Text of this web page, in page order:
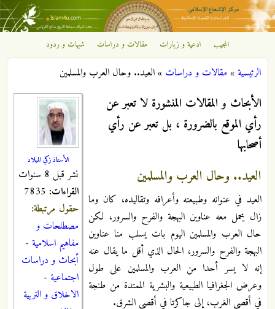
تجاوز إلى المحتوى الرئيسي
مركز
الإشعاع
الإسلامي
المجيب ادعية و زيارات مقالات و دراسات شبهات و ردود
أنت هنا
الرئيسية»مقالات و دراسات »العيد.. وحال العرب والمسلمين
الأستاذ زكي الميلاد
نشر قبل 8 سنوات
القراءات:
حقول مرتبطة:
مصطلحات و
مفاهيم اسلامية -
أبحاث و دراسات
اجتماعية -
الاخلاق و التربية
الأبحاث و المقالات المنشورة لا تعبر عن
رأي الموقع بالضرورة ، بل تعبر عن رأي
أصحابها
العيد.. وحال العرب والمسلمين
العيد في عنوانه وطبيعته وأعرافه وتقاليده، كان وما
زال يحمل معه عناوين البهجة والفرح والسرور، لكن
حال العرب والمسلمين اليوم بات يسلب منا عناوين
البهجة والفرح والسرور، الحال الذي أقل ما يقال عنه
إنه لا يسر أحدا من العرب والمسلمين على طول
وعرض الجغرافيا الطبيعية والبشرية الممتدة من طنجة
في أقصى الغرب، إلى جاكرتا في أقصى الشرق.